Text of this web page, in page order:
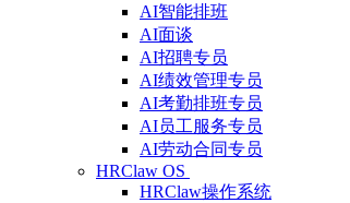
AI智能排班
AI面谈
AI招聘专员
AI绩效管理专员
AI考勤排班专员
AI员工服务专员
AI劳动合同专员
HRClaw OS
HRClaw操作系统